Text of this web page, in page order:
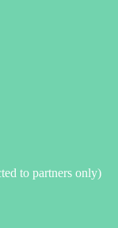
to partners only)